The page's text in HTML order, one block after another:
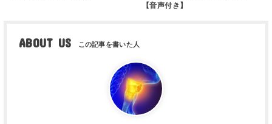
【音声付き】
ABOUT US